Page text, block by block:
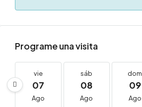
Programe una visita
vie
07
Ago
sáb
08
Ago
dom
09
Ago